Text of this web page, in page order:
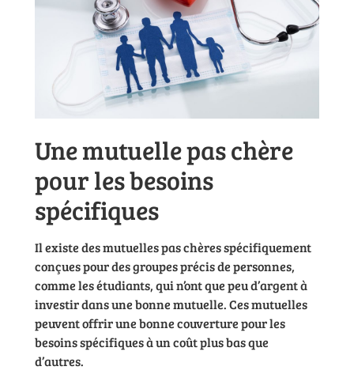
Une mutuelle pas chère
pour les besoins
spécifiques
Il existe des mutuelles pas chères spécifiquement
conçues pour des groupes précis de personnes,
comme les étudiants, qui n’ont que peu d’argent à
investir dans une bonne mutuelle. Ces mutuelles
peuvent offrir une bonne couverture pour les
besoins spécifiques à un coût plus bas que
d’autres.